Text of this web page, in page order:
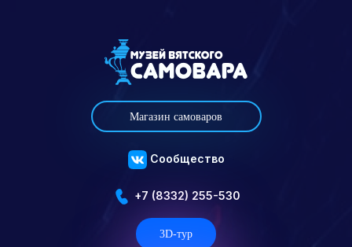
Магазин самоваров
Сообщество
+7 (8332) 255-530
3D-тур